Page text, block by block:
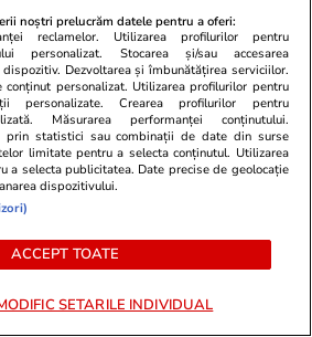
pentru care o
o medie de top
a ales un
o
noi”
De ce a
Analiza lui
‘Coelhinho’
făcut
conflicte cu soacra, o
noștri prelucrăm datele pentru a oferi:
reclamelor. Utilizarea profilurilor pentru
personalizat. Stocarea și/sau accesarea
Dezvoltarea și îmbunătățirea serviciilor.
conținut personalizat. Utilizarea profilurilor pentru
personalizate. Crearea profilurilor pentru
Măsurarea performanței conținutului.
prin statistici sau combinații de date din surse
limitate pentru a selecta conținutul. Utilizarea
a selecta publicitatea. Date precise de geolocație
dispozitivului.
ACCEPT TOATE
SETARILE INDIVIDUAL